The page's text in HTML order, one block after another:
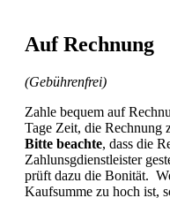
Auf Rechnung
(Gebührenfrei)
Zahle bequem auf
Tage Zeit, die Rechnung
Bitte beachte, dass die
Zahlunsgdienstleister
prüft dazu die Bonität.
Kaufsumme zu hoch ist,